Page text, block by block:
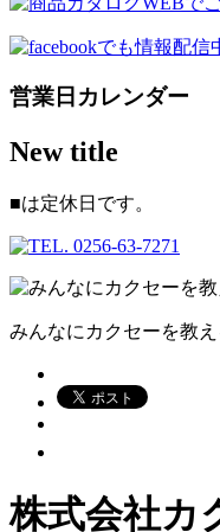
営業日カレンダー
New title
■は定休日です。
みんなにカクセーを教え
株式会社カ